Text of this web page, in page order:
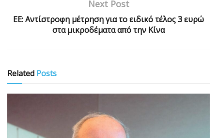
Next Post
ΕΕ: Αντίστροφη μέτρηση για το ειδικό τέλος 3 ευρώ
στα μικροδέματα από την Κίνα
Related Posts